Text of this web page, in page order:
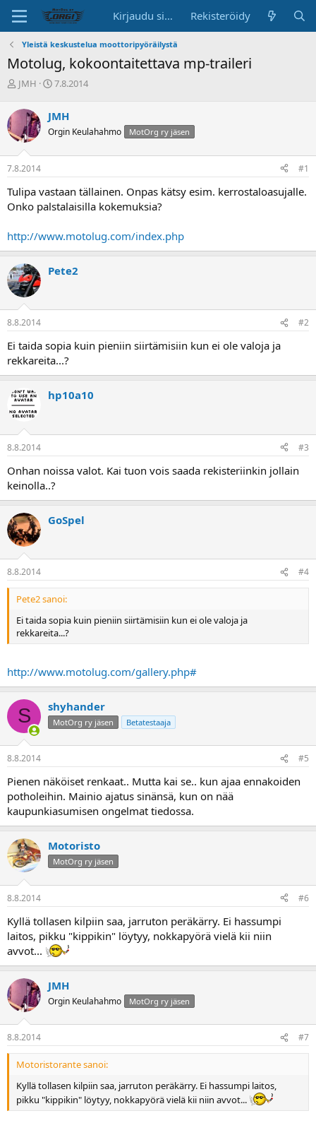
Kirjaudu sisään Rekisteröidy
Yleistä keskustelua moottoripyöräilystä
Motolug, kokoontaitettava mp-traileri
K
s
u
s
t
e
u
n
l
o
t
t
a
j
a
JMH
A
i
t
s
i
v
7.8.2014
JMH
Orgin Keulahahmo MotOrg ry jäsen
7.8.2014 #1
Tulipa vastaan tällainen. Onpas kätsy esim. kerrostaloasujalle.
Onko palstalaisilla kokemuksia?
http://www.motolug.com/index.php
Pete2
8.8.2014 #2
Ei taida sopia kuin pieniin siirtämisiin kun ei ole valoja ja
rekkareita...?
hp10a10
8.8.2014 #3
Onhan noissa valot. Kai tuon vois saada rekisteriinkin jollain
keinolla..?
GoSpel
8.8.2014 #4
Pete2 sanoi:
Ei taida sopia kuin pieniin siirtämisiin kun ei ole valoja ja
rekkareita...?
http://www.motolug.com/gallery.php#
S shyhander
MotOrg ry jäsen Betatestaaja
8.8.2014 #5
Pienen näköiset renkaat.. Mutta kai se.. kun ajaa ennakoiden
potholeihin. Mainio ajatus sinänsä, kun on nää
kaupunkiasumisen ongelmat tiedossa.
Motoristo
MotOrg ry jäsen
8.8.2014 #6
Kyllä tollasen kilpiin saa, jarruton peräkärry. Ei hassumpi
laitos, pikku "kippikin" löytyy, nokkapyörä vielä kii niin
avvot...
JMH
Orgin Keulahahmo MotOrg ry jäsen
8.8.2014 #7
Motoristorante sanoi:
Kyllä tollasen kilpiin saa, jarruton peräkärry. Ei hassumpi laitos,
pikku "kippikin" löytyy, nokkapyörä vielä kii niin avvot...